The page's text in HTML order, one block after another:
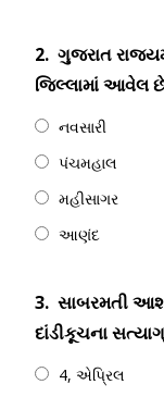
2. ગુજરાત
જિલ્લામાં આવેલ
નવસારી
પંચમહાલ
મહીસાગર
આણંદ
3. સાબરમતી
દાંડીકૂચના
4, એપ્રિલ